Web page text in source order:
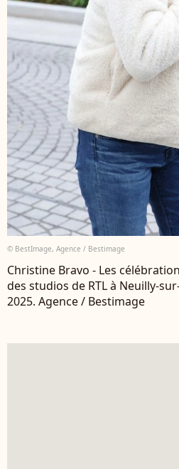
© BestImage, Agence / Bestimage
Christine Bravo - Les
des studios de RTL à Neuilly-
2025. Agence / Bestimage